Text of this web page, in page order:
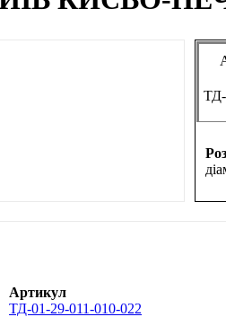
ТД-
Артикул
ТД-01-29-011-010-022